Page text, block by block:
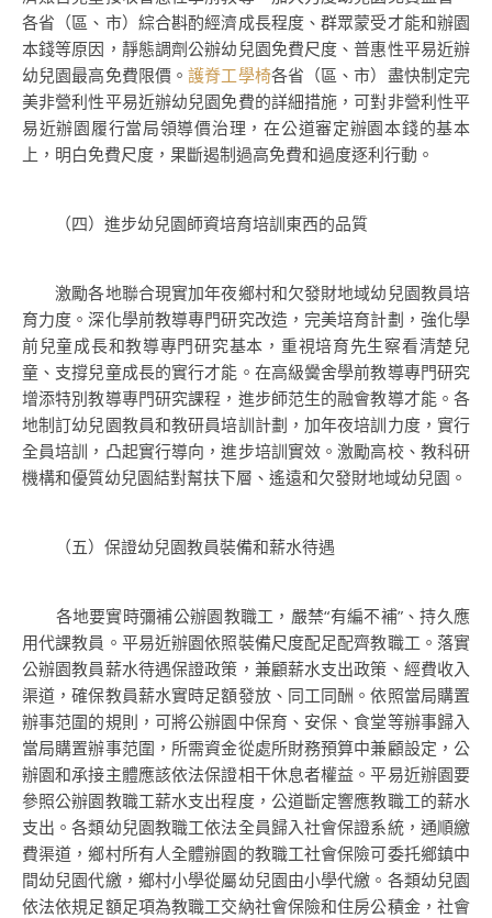
各省（區、市）綜合斟酌經濟成長程度、群眾蒙受才能和辦園
本錢等原因，靜態調劑公辦幼兒園免費尺度、普惠性平易近辦
幼兒園最高免費限價。護脊工學椅各省（區、市）盡快制定完
美非營利性平易近辦幼兒園免費的詳細措施，可對非營利性平
易近辦園履行當局領導價治理，在公道審定辦園本錢的基本
上，明白免費尺度，果斷遏制過高免費和過度逐利行動。
（四）進步幼兒園師資培育培訓東西的品質
激勵各地聯合現實加年夜鄉村和欠發財地域幼兒園教員培
育力度。深化學前教導專門研究改造，完美培育計劃，強化學
前兒童成長和教導專門研究基本，重視培育先生察看清楚兒
童、支撐兒童成長的實行才能。在高級黌舍學前教導專門研究
增添特別教導專門研究課程，進步師范生的融會教導才能。各
地制訂幼兒園教員和教研員培訓計劃，加年夜培訓力度，實行
全員培訓，凸起實行導向，進步培訓實效。激勵高校、教科研
機構和優質幼兒園結對幫扶下層、遙遠和欠發財地域幼兒園。
（五）保證幼兒園教員裝備和薪水待遇
各地要實時彌補公辦園教職工，嚴禁“有編不補”、持久應
用代課教員。平易近辦園依照裝備尺度配足配齊教職工。落實
公辦園教員薪水待遇保證政策，兼顧薪水支出政策、經費收入
渠道，確保教員薪水實時足額發放、同工同酬。依照當局購置
辦事范圍的規則，可將公辦園中保育、安保、食堂等辦事歸入
當局購置辦事范圍，所需資金從處所財務預算中兼顧設定，公
辦園和承接主體應該依法保證相干休息者權益。平易近辦園要
參照公辦園教職工薪水支出程度，公道斷定響應教職工的薪水
支出。各類幼兒園教職工依法全員歸入社會保證系統，通順繳
費渠道，鄉村所有人全體辦園的教職工社會保險可委托鄉鎮中
間幼兒園代繳，鄉村小學從屬幼兒園由小學代繳。各類幼兒園
依法依規足額足項為教職工交納社會保險和住房公積金，社會